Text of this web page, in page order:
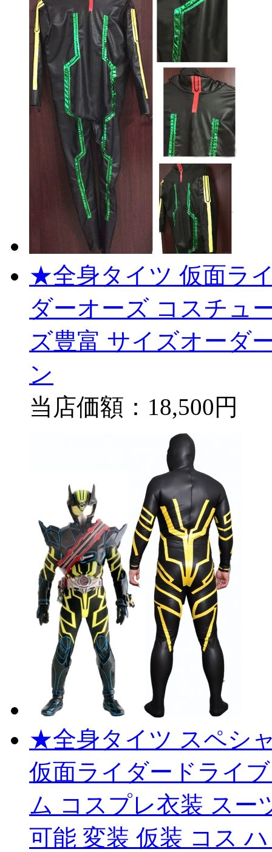
★全身タイツ 仮面ラ
ダーオーズ コスチュ
ズ豊富 サイズオーダ
ン
当店価額： 18,500円
★全身タイツ スペシ
仮面ライダードライ
ム コスプレ衣装 スー
可能 変装 仮装 コス